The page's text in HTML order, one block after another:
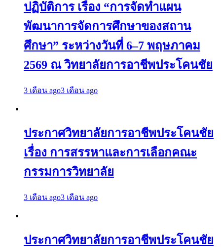
ปฏิบัติการ เรื่อง “การจัดทำแผน
พัฒนาการจัดการศึกษาของสถาน
ศึกษา” ระหว่างวันที่ 6–7 พฤษภาคม
2569 ณ วิทยาลัยการอาชีพประโคนชัย
3 เดือน ago3 เดือน ago
ประกาศวิทยาลัยการอาชีพประโคนชัย
เรื่อง การสรรหาและการเลือกคณะ
กรรมการวิทยาลัย
3 เดือน ago3 เดือน ago
ประกาศวิทยาลัยการอาชีพประโคนชัย